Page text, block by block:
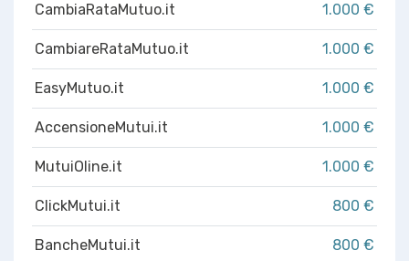
CambiaRataMutuo.it 1.000 €
CambiareRataMutuo.it 1.000 €
EasyMutuo.it 1.000 €
AccensioneMutui.it 1.000 €
MutuiOline.it 1.000 €
ClickMutui.it 800 €
BancheMutui.it 800 €